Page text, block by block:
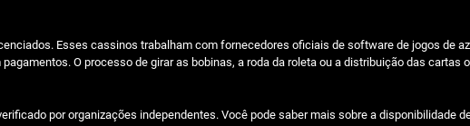
Esses cassinos trabalham com fornecedores oficiais de software de jogos de
O processo de girar as bobinas, a roda da roleta ou a distribuição das cartas
por organizações independentes. Você pode saber mais sobre a disponibilidade